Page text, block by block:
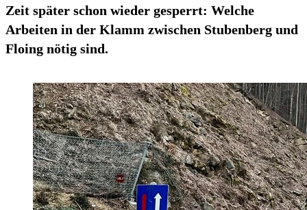
Zeit später schon wieder gesperrt: Welche
Arbeiten in der Klamm zwischen Stubenberg und
Floing nötig sind.